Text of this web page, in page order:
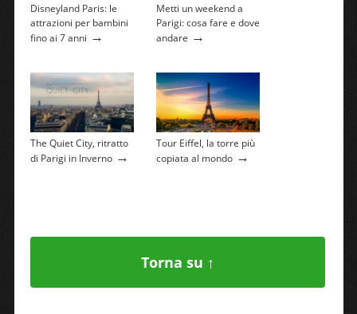
Disneyland Paris: le
attrazioni per bambini
fino ai 7 anni →
Metti un weekend a
Parigi: cosa fare e dove
andare →
The Quiet City, ritratto
di Parigi in Inverno→
Tour Eiffel, la torre più
copiata al mondo→
Torna su ↑